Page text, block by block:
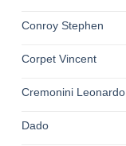
Conroy Stephen
Corpet Vincent
Cremonini Leonardo
Dado